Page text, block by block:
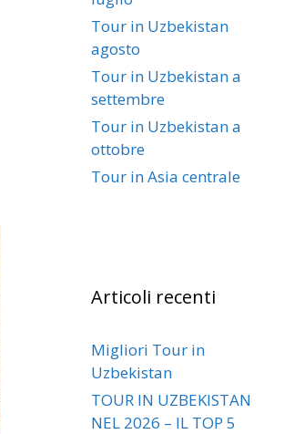
Tour in Uzbekistan
agosto
Tour in Uzbekistan a
settembre
Tour in Uzbekistan a
ottobre
Tour in Asia centrale
Articoli recenti
Migliori Tour in
Uzbekistan
TOUR IN UZBEKISTAN
NEL 2026 – IL TOP 5